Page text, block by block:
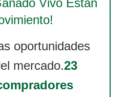
Vivo Están
oportunidades
mercado.23